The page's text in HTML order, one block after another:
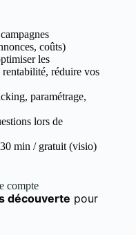
coûts)
les
réduire vos
paramétrage,
lors de
min / gratuit (visio)
compte
découverte pour